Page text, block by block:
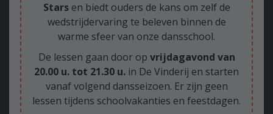
Starsen biedt ouders de kans om zelf de
wedstrijdervaring te beleven binnen de
warme sfeer van onze dansschool.
De lessen gaan door op vrijdagavond van
20.00 u. tot 21.30 u. in De Vinderij en starten
vanaf volgend dansseizoen. Er zijn geen
lessen tijdens schoolvakanties en feestdagen.